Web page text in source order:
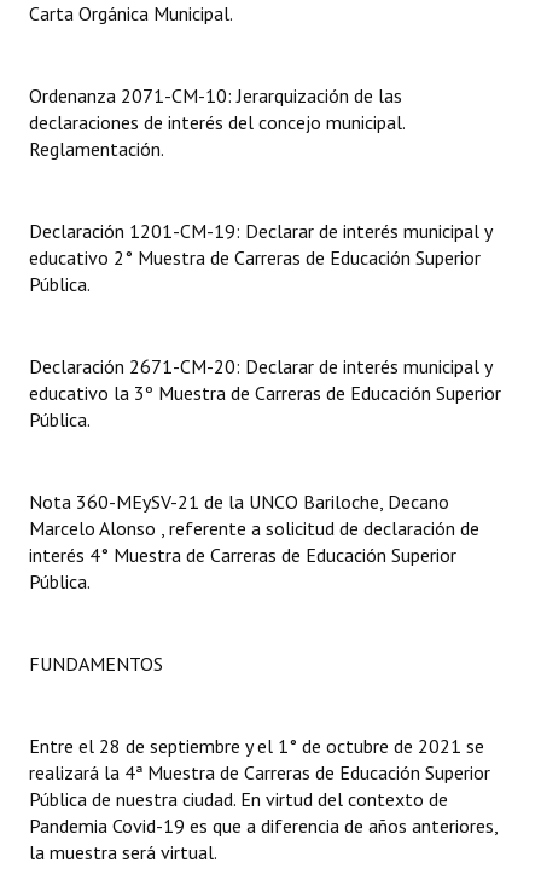
Digesto
Organigrama
Informes de Gestión
Proyectos Presentados
Actas de Sesión
Ejecución Presupuestaria
Actas de Audiencias Públicas
NORMATIVA
Resoluciones
Resoluciones de Presidencia
INSTITUCIONAL
Carta Orgánica Municipal.
Ordenanza 2071-CM-10: Jerarquización de las
declaraciones de interés del concejo municipal.
Reglamentación.
Declaración 1201-CM-19: Declarar de interés municipal y
educativo 2° Muestra de Carreras de Educación Superior
Pública.
Declaración 2671-CM-20: Declarar de interés municipal y
educativo la 3º Muestra de Carreras de Educación Superior
Pública.
Nota 360-MEySV-21 de la UNCO Bariloche, Decano
Marcelo Alonso , referente a solicitud de declaración de
interés 4° Muestra de Carreras de Educación Superior
Pública.
FUNDAMENTOS
Entre el 28 de septiembre y el 1° de octubre de 2021 se
realizará la 4ª Muestra de Carreras de Educación Superior
Pública de nuestra ciudad. En virtud del contexto de
Pandemia Covid-19 es que a diferencia de años anteriores,
la muestra será virtual.